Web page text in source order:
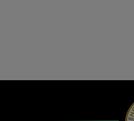
Hírek